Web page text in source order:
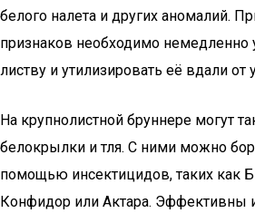
белого налета и других аномалий.
признаков необходимо
листву и утилизировать её вдали от
На крупнолистной бруннере могут
белокрылки и тля. С ними можно
помощью инсектицидов, таких как
Конфидор или Актара. Эффективны